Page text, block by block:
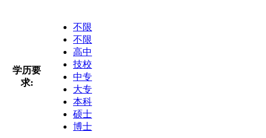
学历要
求:
不限
不限
高中
技校
中专
大专
本科
硕士
博士